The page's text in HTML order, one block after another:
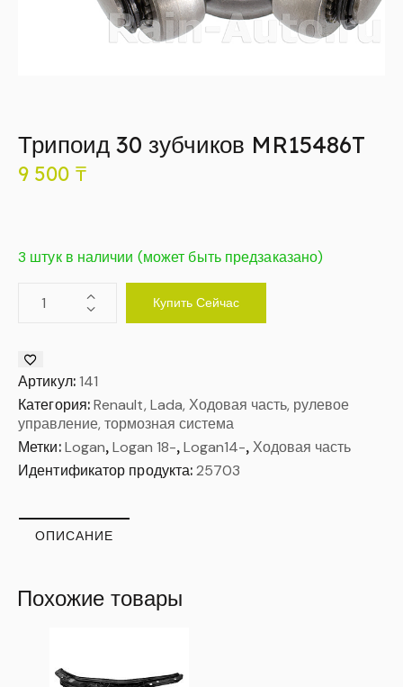
Трипоид 30 зубчиков MR15486T
9 500 ₸
3 штук в наличии (может быть предзаказано)
Купить Сейчас
Артикул: 141
Категория:Renault, Lada, Ходовая часть, рулевое
управление, тормозная система
Метки: Logan, Logan 18-,Logan14-, Ходовая часть
Идентификатор продукта:25703
ОПИСАНИЕ
Похожие товары